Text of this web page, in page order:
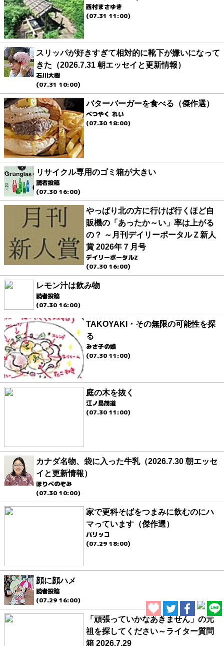
西村まさゆき
(07.31 11:00)
スリッパが好きすぎて相対的に靴下が嫌いになって
きた（2026.7.31 朝エッセイと更新情報）
石川大樹
(07.31 10:00)
バターバーガーを食べる（傑作選）
べつやく れい
(07.30 18:00)
リサイクル専用のゴミ箱が大きい
読者投稿
(07.30 16:00)
やっぱり北の方に行けば行くほど自
販機の「あったか～い」率は上がる
の？ ～月刊デイリーポータルＺ新人
賞 2026年７月号
デイリーポータルZ
(07.30 16:00)
レモン汁は飲み物
読者投稿
(07.30 16:00)
TAKOYAKI・その無限の可能性を探
る
みさ子の娘
(07.30 11:00)
庭の木を抜く
江ノ島茂道
(07.30 11:00)
カナダ名物、袋に入った牛乳（2026.7.30 朝エッセ
イと更新情報）
ほりべのぞみ
(07.30 10:00)
家で更科そばをつまみに飲むのにハ
マっています（傑作選）
パリッコ
(07.29 18:00)
顔に顔ハメ
読者投稿
(07.29 16:00)
「頑張っていかなあきません」の元
祖を探してください～ライター質問
箱 2026.7.29